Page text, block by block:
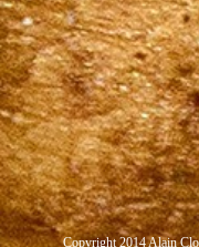
Copyright 2014 Alain